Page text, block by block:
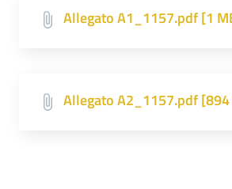
Allegato A1_1157.pdf [1
Allegato A2_1157.pdf [894